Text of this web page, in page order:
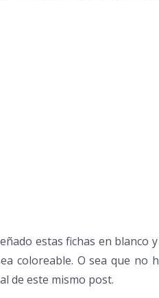
estas fichas en blanco
coloreable. O sea que no
de este mismo post.